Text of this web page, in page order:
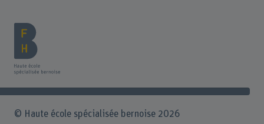
© Haute école spécialisée bernoise 2026